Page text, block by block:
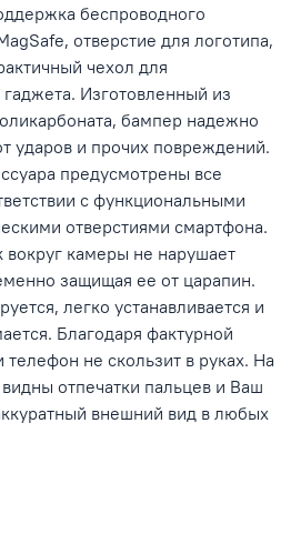
беспроводного
отверстие для логотипа,
чехол для
Изготовленный из
бампер надежно
ударов и прочих повреждений.
предусмотрены все
с функциональными
отверстиями смартфона.
вокруг камеры не нарушает
защищая ее от царапин.
легко устанавливается и
Благодаря фактурной
телефон не скользит в руках. На
отпечатки пальцев и Ваш
внешний вид в любых